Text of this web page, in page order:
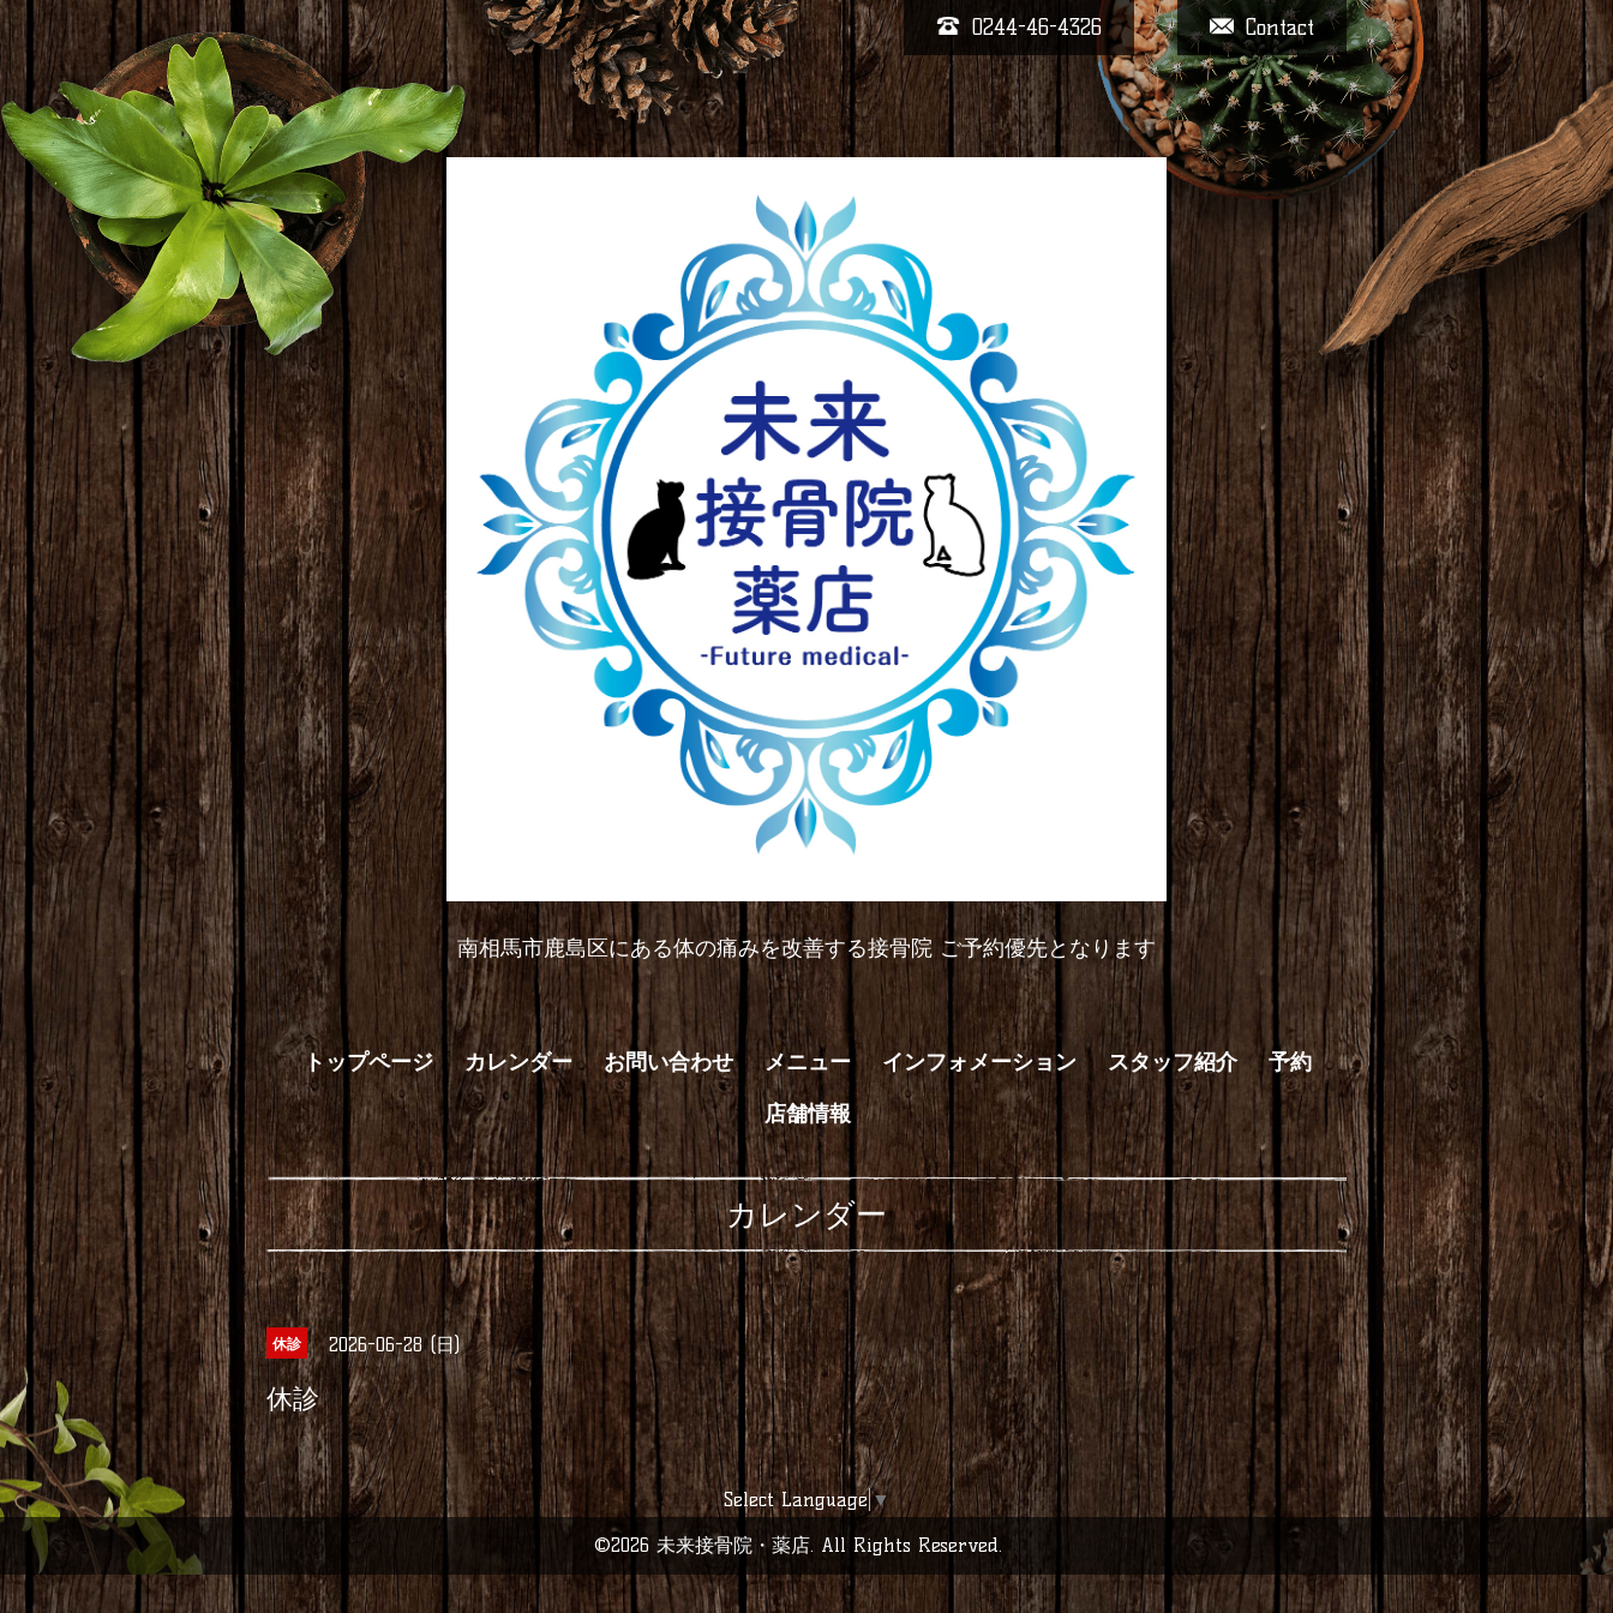
Contact
0244-46-4326
南相馬市鹿島区にある体の痛みを改善する接骨院 ご予約優先となります
トップページ カレンダー お問い合わせ メニュー インフォメーション スタッフ紹介
予約
店舗情報
カレンダー
休診 2026-06-28 (日)
休診
Select Language▼
©2026 未来接骨院・薬店. All Rights Reserved.